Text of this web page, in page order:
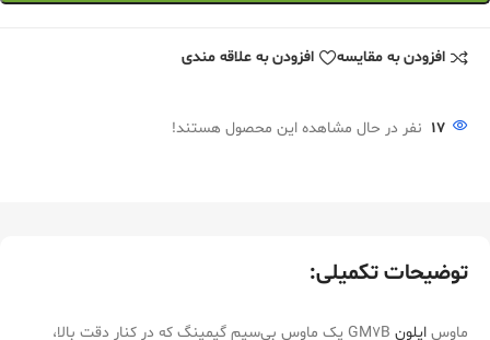
افزودن به مقایسه افزودن به علاقه مندی
17 نفر در حال مشاهده این محصول هستند!
توضیحات تکمیلی:
ماوس ایلون GM7B یک ماوس بی‌سیم گیمینگ که در کنار دقت بالا،